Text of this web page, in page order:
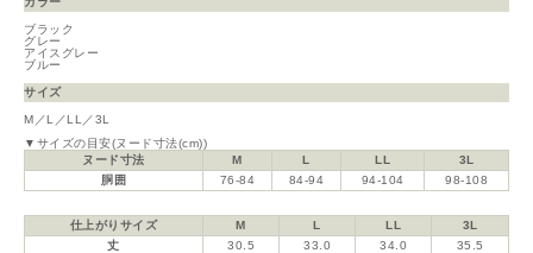
ブラック
グレー
アイスグレー
ブルー
サイズ
M／L／LL／3L
▼サイズの目安(ヌード寸法(cm))
ヌード寸法
M L LL
3L
胴囲
76-84 84-94 94-104 98-108
仕上がりサイズ M L LL
3L
丈
30.5 33.0 34.0
35.5